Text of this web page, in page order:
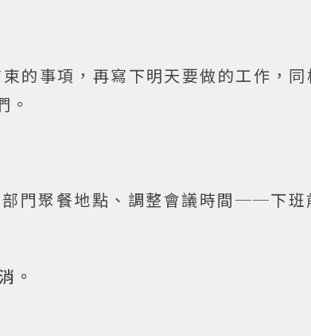
的事項，再寫下明天要做的工作，
。
門聚餐地點、調整會議時間──下班
。